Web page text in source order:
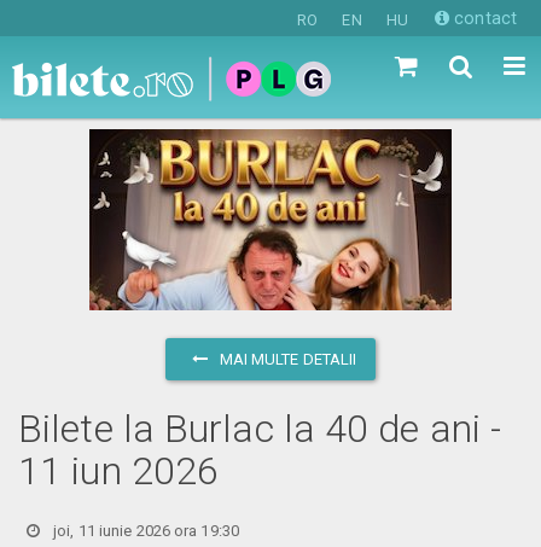
RO EN HU contact
MAI MULTE DETALII
Bilete la Burlac la 40 de ani -
11 iun 2026
joi, 11 iunie 2026 ora 19:30